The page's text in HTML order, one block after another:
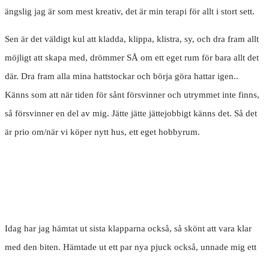
ängslig jag är som mest kreativ, det är min terapi för allt i stort sett.
Sen är det väldigt kul att kladda, klippa, klistra, sy, och dra fram allt
möjligt att skapa med, drömmer SÅ om ett eget rum för bara allt det
där. Dra fram alla mina hattstockar och börja göra hattar igen..
Känns som att när tiden för sånt försvinner och utrymmet inte finns,
så försvinner en del av mig. Jätte jätte jättejobbigt känns det. Så det
är prio om/när vi köper nytt hus, ett eget hobbyrum.
Idag har jag hämtat ut sista klapparna också, så skönt att vara klar
med den biten. Hämtade ut ett par nya pjuck också, unnade mig ett